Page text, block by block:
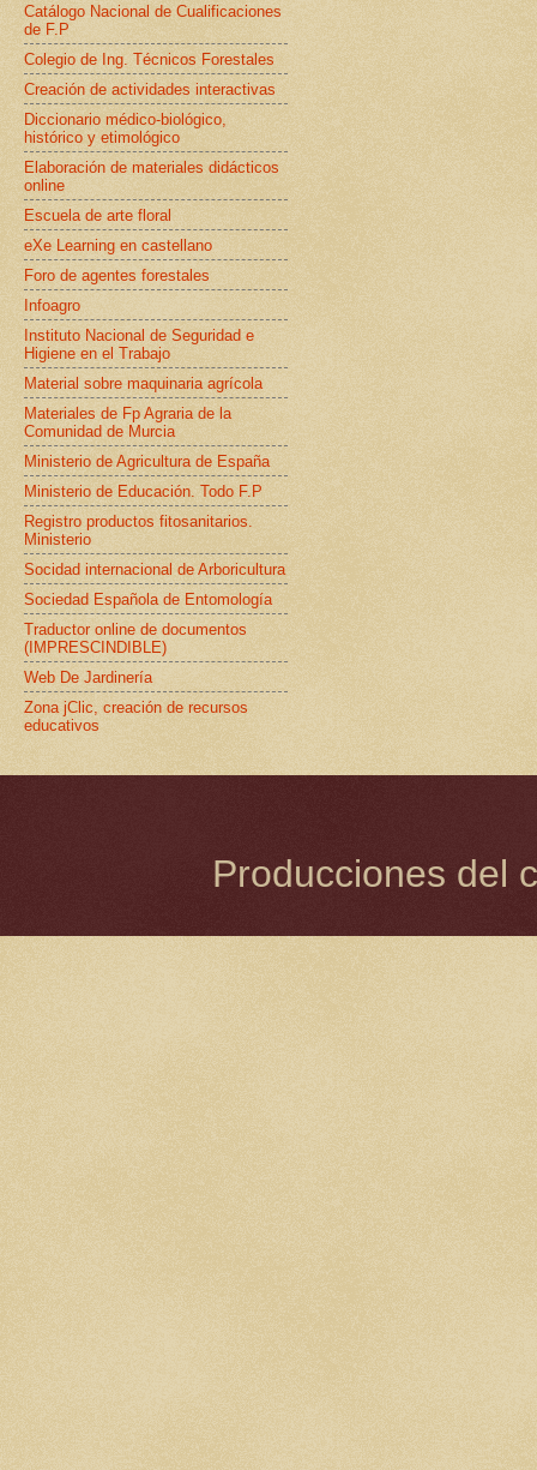
Catálogo Nacional de Cualificaciones
de F.P
Colegio de Ing. Técnicos Forestales
Creación de actividades interactivas
Diccionario médico-biológico,
histórico y etimológico
Elaboración de materiales didácticos
online
Escuela de arte floral
eXe Learning en castellano
Foro de agentes forestales
Infoagro
Instituto Nacional de Seguridad e
Higiene en el Trabajo
Material sobre maquinaria agrícola
Materiales de Fp Agraria de la
Comunidad de Murcia
Ministerio de Agricultura de España
Ministerio de Educación. Todo F.P
Registro productos fitosanitarios.
Ministerio
Socidad internacional de Arboricultura
Sociedad Española de Entomología
Traductor online de documentos
(IMPRESCINDIBLE)
Web De Jardinería
Zona jClic, creación de recursos
educativos
Producciones del